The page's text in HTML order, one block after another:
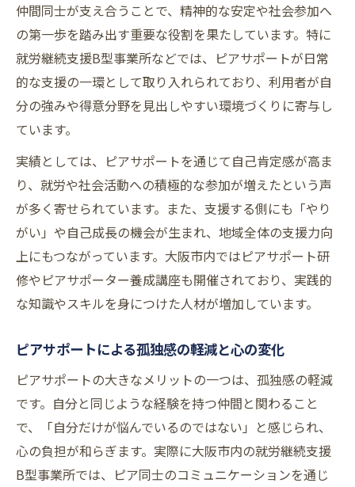
ピアサポートが広げる仲間との絆
大阪のピアサポート研修で得られる成長
ピアサポート研修が促す自己成長とは
大阪で受けられるピアサポート研修内容
オンライン研修で広がる学びの場
支援と自己成長が両立する理由を解明
ピアサポートが支援者に与える成長機会
支援と自己成長を両立させる仕組み
ピアサポートで自信とやりがいを得る
大阪の現場で実感する成長のプロセス
ピアサポート活動に見るやりがいと魅力
ピアサポート活動で感じるやりがいとは
仲間と成長できるピアサポートの魅力
活動を通じて得られる社会的意義
大阪で広がるピアサポートの実感
仲間同士が支え合うことで、精神的な安定や社会参加へ
の第一歩を踏み出す重要な役割を果たしています。特に
就労継続支援B型事業所などでは、ピアサポートが日常
的な支援の一環として取り入れられており、利用者が自
分の強みや得意分野を見出しやすい環境づくりに寄与し
ています。
実績としては、ピアサポートを通じて自己肯定感が高ま
り、就労や社会活動への積極的な参加が増えたという声
が多く寄せられています。また、支援する側にも「やり
がい」や自己成長の機会が生まれ、地域全体の支援力向
上にもつながっています。大阪市内ではピアサポート研
修やピアサポーター養成講座も開催されており、実践的
な知識やスキルを身につけた人材が増加しています。
ピアサポートによる孤独感の軽減と心の変化
ピアサポートの大きなメリットの一つは、孤独感の軽減
です。自分と同じような経験を持つ仲間と関わること
で、「自分だけが悩んでいるのではない」と感じられ、
心の負担が和らぎます。実際に大阪市内の就労継続支援
B型事業所では、ピア同士のコミュニケーションを通じ